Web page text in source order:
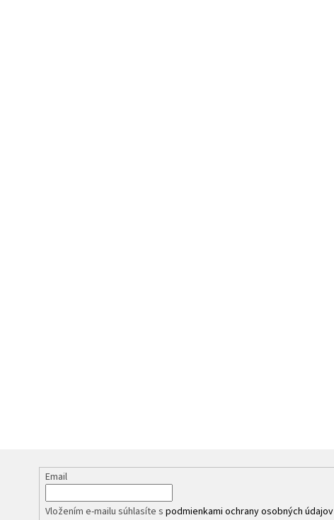
Email
Vložením e-mailu súhlasíte spodmienkami ochrany osobných údajov